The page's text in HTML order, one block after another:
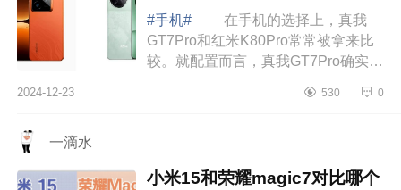
比哪个好
#手机#
在手机的选择上，真我
GT7Pro和红米K80Pro常常被拿来比
较。就配置而言，真我GT7Pro确实有
在一个较为明显的短板，那就是其售
2024-12-23 530 0
一滴水
小米15和荣耀magic7对比哪个